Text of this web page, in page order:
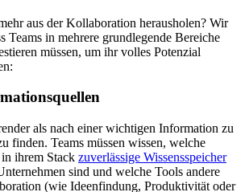
aus der Kollaboration herausholen? Wir
Teams in mehrere grundlegende Bereiche
müssen, um ihr volles Potenzial
als nach einer wichtigen Information zu
finden. Teams müssen wissen, welche
ihrem Stack zuverlässige Wissensspeicher
sind und welche Tools andere
(wie Ideenfindung, Produktivität oder